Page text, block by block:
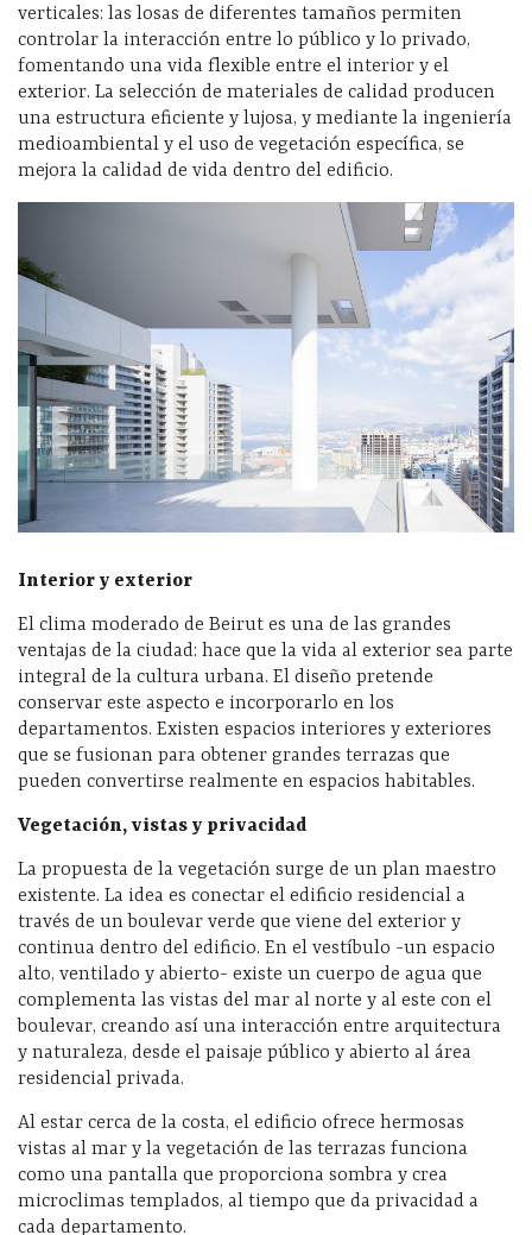
verticales: las losas de diferentes tamaños permiten
controlar la interacción entre lo público y lo privado,
fomentando una vida flexible entre el interior y el
exterior. La selección de materiales de calidad producen
una estructura eficiente y lujosa, y mediante la ingeniería
medioambiental y el uso de vegetación específica, se
mejora la calidad de vida dentro del edificio.
Interior y exterior
El clima moderado de Beirut es una de las grandes
ventajas de la ciudad: hace que la vida al exterior sea parte
integral de la cultura urbana. El diseño pretende
conservar este aspecto e incorporarlo en los
departamentos. Existen espacios interiores y exteriores
que se fusionan para obtener grandes terrazas que
pueden convertirse realmente en espacios habitables.
Vegetación, vistas y privacidad
La propuesta de la vegetación surge de un plan maestro
existente. La idea es conectar el edificio residencial a
través de un boulevar verde que viene del exterior y
continua dentro del edificio. En el vestíbulo -un espacio
alto, ventilado y abierto- existe un cuerpo de agua que
complementa las vistas del mar al norte y al este con el
boulevar, creando así una interacción entre arquitectura
y naturaleza, desde el paisaje público y abierto al área
residencial privada.
Al estar cerca de la costa, el edificio ofrece hermosas
vistas al mar y la vegetación de las terrazas funciona
como una pantalla que proporciona sombra y crea
microclimas templados, al tiempo que da privacidad a
cada departamento.